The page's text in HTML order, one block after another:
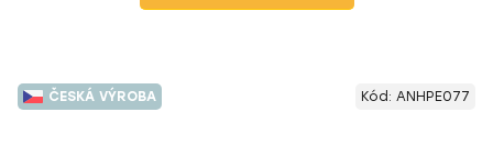
ČESKÁ VÝROBA Kód: ANHPE077